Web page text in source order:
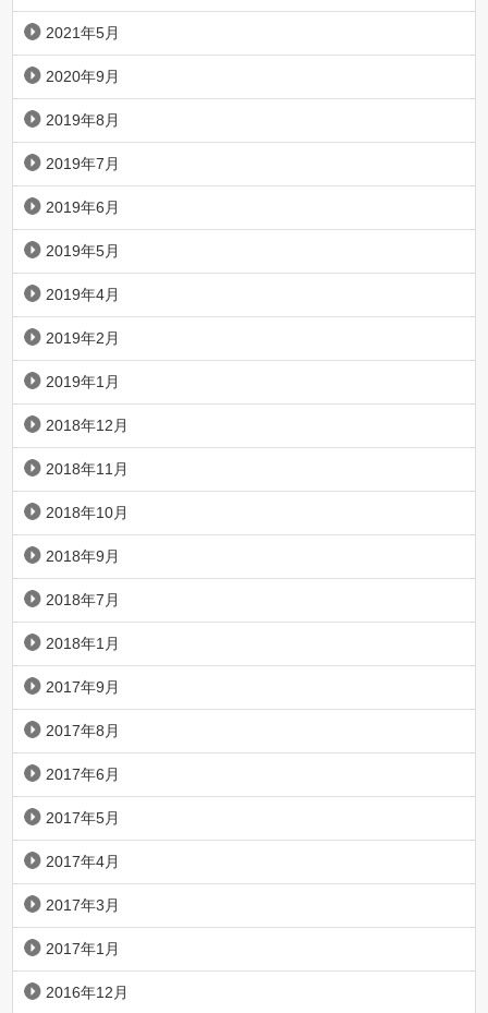
2021年5月
2020年9月
2019年8月
2019年7月
2019年6月
2019年5月
2019年4月
2019年2月
2019年1月
2018年12月
2018年11月
2018年10月
2018年9月
2018年7月
2018年1月
2017年9月
2017年8月
2017年6月
2017年5月
2017年4月
2017年3月
2017年1月
2016年12月